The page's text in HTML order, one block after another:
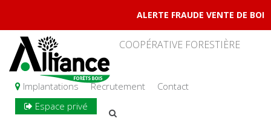
COOPÉRATIVE FORESTIÈRE
Implantations Recrutement
Contact
Espace privé
ALERTE FRAUDE VENTE DE BOIS